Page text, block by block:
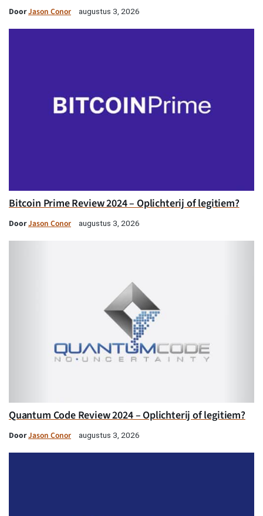
DoorJason Conor augustus 3, 2026
Bitcoin Prime Review 2024 – Oplichterij of legitiem?
DoorJason Conor augustus 3, 2026
Quantum Code Review 2024 – Oplichterij of legitiem?
DoorJason Conor augustus 3, 2026